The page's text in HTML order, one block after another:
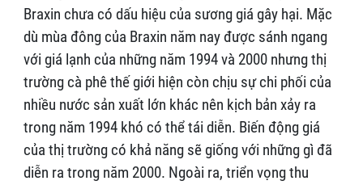
Braxin chưa có dấu hiệu của sương giá gây hại. Mặc
dù mùa đông của Braxin năm nay được sánh ngang
với giá lạnh của những năm 1994 và 2000 nhưng thị
trường cà phê thế giới hiện còn chịu sự chi phối của
nhiều nước sản xuất lớn khác nên kịch bản xảy ra
trong năm 1994 khó có thể tái diễn. Biến động giá
của thị trường có khả năng sẽ giống với những gì đã
diễn ra trong năm 2000. Ngoài ra, triển vọng thu